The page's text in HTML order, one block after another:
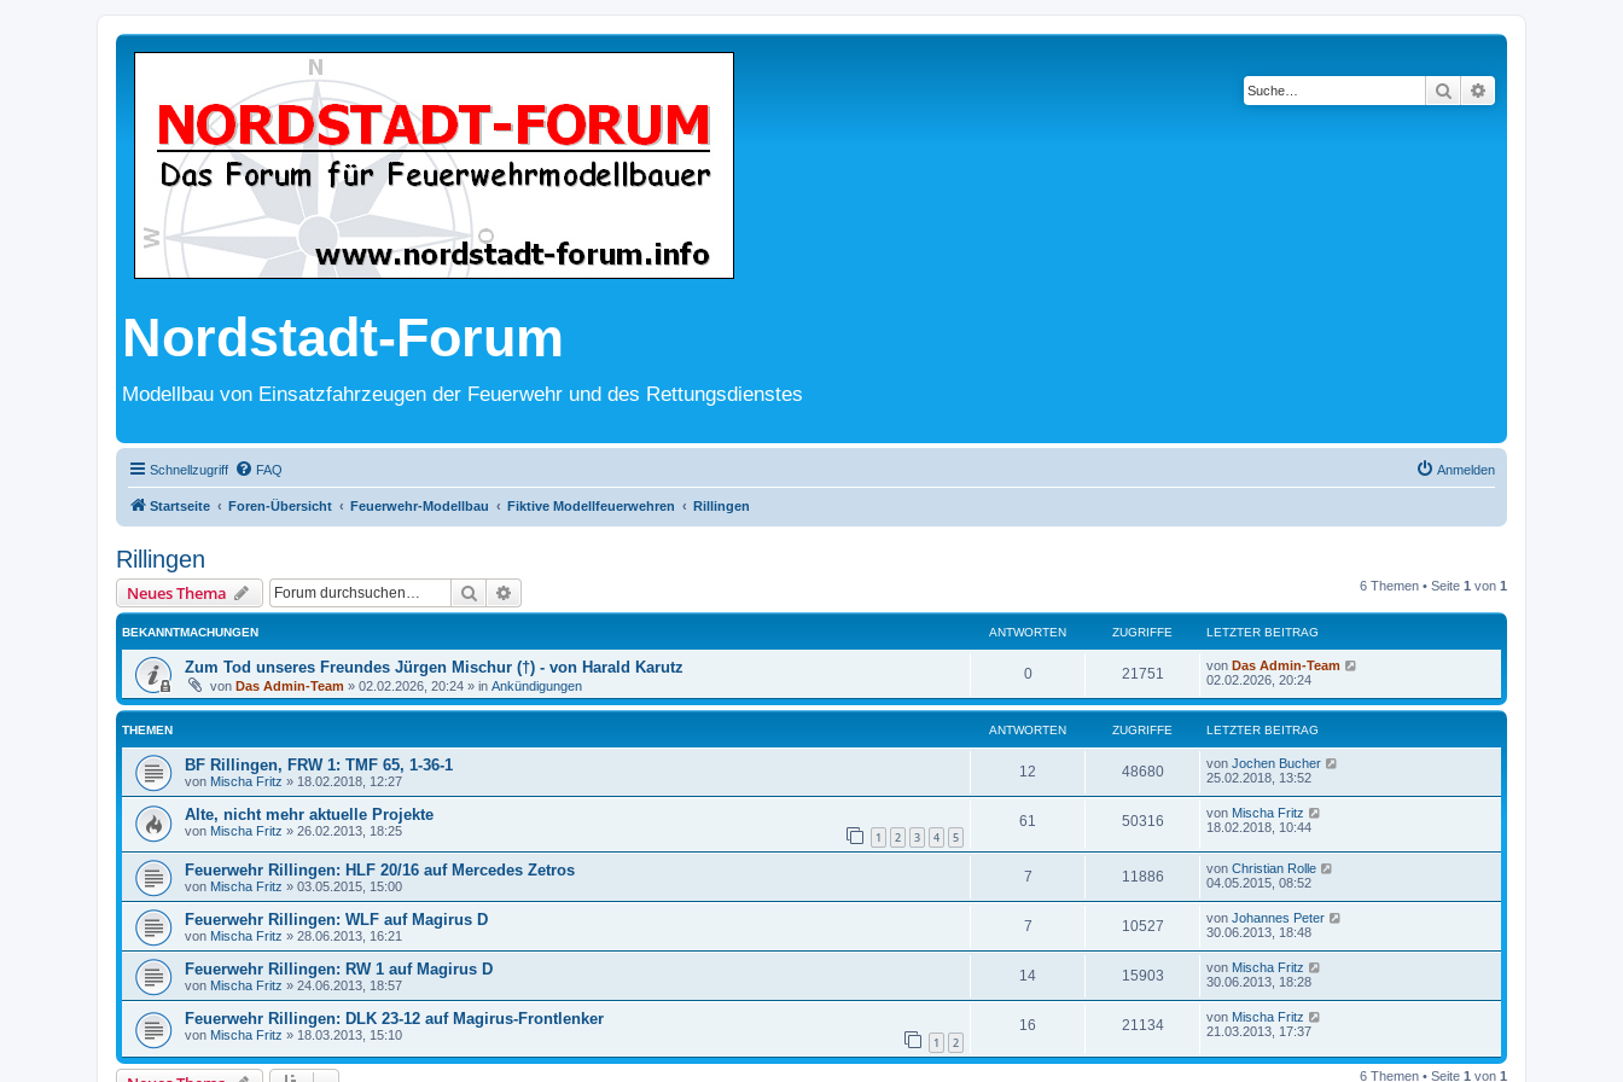
Nordstadt-Forum
Modellbau von Einsatzfahrzeugen der Feuerwehr und des Rettungsdienstes
Suche
Schnellzugriff FAQ Anmelden
Startseite Foren-Übersicht Feuerwehr-Modellbau Fiktive Modellfeuerwehren Rillingen
Rillingen
Neues Thema Suche 6 Themen • Seite 1 von 1
BEKANNTMACHUNGEN ANTWORTEN ZUGRIFFE LETZTER BEITRAG
Zum Tod unseres Freundes Jürgen Mischur (†) - von Harald Karutz
von Das Admin-Team » 02.02.2026, 20:24 » in Ankündigungen
0 21751 von Das Admin-Team
02.02.2026, 20:24
THEMEN ANTWORTEN ZUGRIFFE LETZTER BEITRAG
BF Rillingen, FRW 1: TMF 65, 1-36-1
von Mischa Fritz » 18.02.2018, 12:27
12 48680 von Jochen Bucher
25.02.2018, 13:52
Alte, nicht mehr aktuelle Projekte
von Mischa Fritz » 26.02.2013, 18:25 1 2 3 4 5
61 50316 von Mischa Fritz
18.02.2018, 10:44
Feuerwehr Rillingen: HLF 20/16 auf Mercedes Zetros
von Mischa Fritz » 03.05.2015, 15:00
7 11886 von Christian Rolle
04.05.2015, 08:52
Feuerwehr Rillingen: WLF auf Magirus D
von Mischa Fritz » 28.06.2013, 16:21
7 10527 von Johannes Peter
30.06.2013, 18:48
Feuerwehr Rillingen: RW 1 auf Magirus D
von Mischa Fritz » 24.06.2013, 18:57
14 15903 von Mischa Fritz
30.06.2013, 18:28
Feuerwehr Rillingen: DLK 23-12 auf Magirus-Frontlenker
von Mischa Fritz » 18.03.2013, 15:10 1 2
16 21134 von Mischa Fritz
21.03.2013, 17:37
6 Themen • Seite 1 von 1